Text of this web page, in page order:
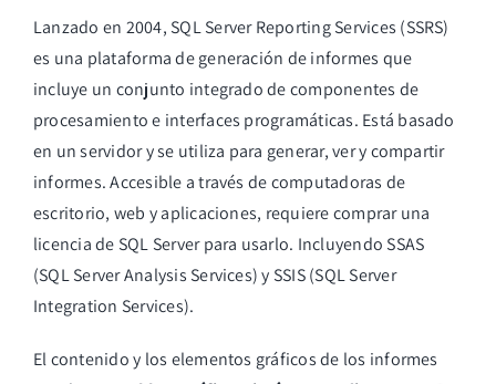
Lanzado en 2004, SQL Server Reporting Services (SSRS)
es una plataforma de generación de informes que
incluye un conjunto integrado de componentes de
procesamiento e interfaces programáticas. Está basado
en un servidor y se utiliza para generar, ver y compartir
informes. Accesible a través de computadoras de
escritorio, web y aplicaciones, requiere comprar una
licencia de SQL Server para usarlo. Incluyendo SSAS
(SQL Server Analysis Services) y SSIS (SQL Server
Integration Services).
El contenido y los elementos gráficos de los informes